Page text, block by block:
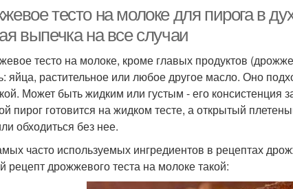
тесто на молоке для пирога в
выпечка на все случаи
тесто на молоке, кроме главых продуктов
яйца, растительное или любое другое масло. Оно
Может быть жидким или густым - его консистенция
пирог готовится на жидком тесте, а открытый
обходиться без нее.
часто используемых ингредиентов в рецептах
рецепт дрожжевого теста на молоке такой: